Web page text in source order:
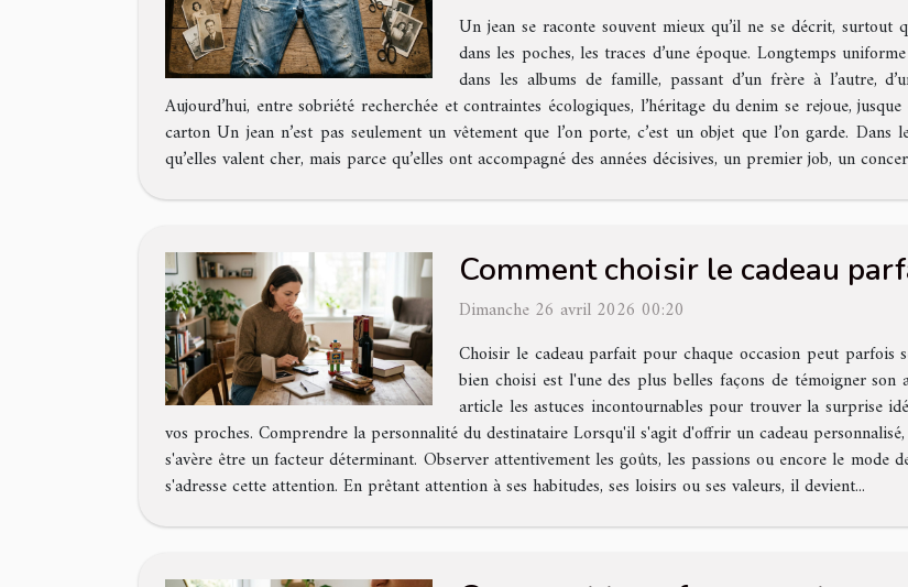
Un jean se raconte souvent mieux qu’il ne se décrit,
dans les poches, les traces d’une époque. Longtemps
dans les albums de famille, passant d’un frère à l’autre,
Aujourd’hui, entre sobriété recherchée et contraintes écologiques, l’héritage du denim se rejoue,
carton Un jean n’est pas seulement un vêtement que l’on porte, c’est un objet que l’on garde.
qu’elles valent cher, mais parce qu’elles ont accompagné des années décisives, un premier job, un
Comment choisir le cadeau
Dimanche 26 avril 2026 00:20
Choisir le cadeau parfait pour chaque occasion peut
bien choisi est l'une des plus belles façons de témoigner
article les astuces incontournables pour trouver la surprise
vos proches. Comprendre la personnalité du destinataire Lorsqu'il s'agit d'offrir un cadeau
s'avère être un facteur déterminant. Observer attentivement les goûts, les passions ou encore le
s'adresse cette attention. En prêtant attention à ses habitudes, ses loisirs ou ses valeurs, il devient...